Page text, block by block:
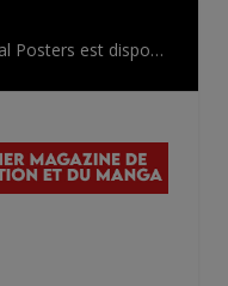
L’AnimeLand Hors-Série – Spécial Posters est disponible !